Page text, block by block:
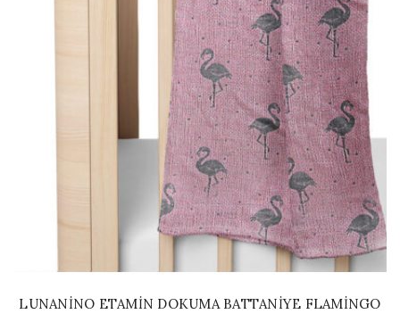
LUNANINO ETAMIN DOKUMA BATTANIYE FLAMINGO